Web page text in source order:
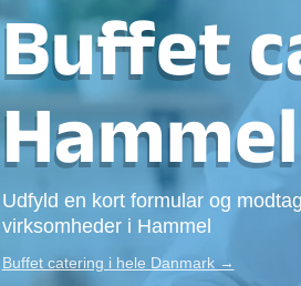
Installation af
Møbelsamling og
Ophængning af
Opsætning af
Tømrer
Tunge løft
Underholdning
Se alle...
Buffet
Hammel
Udfyld en kort formular og
virksomheder i Hammel
Buffet catering i hele Danmark →